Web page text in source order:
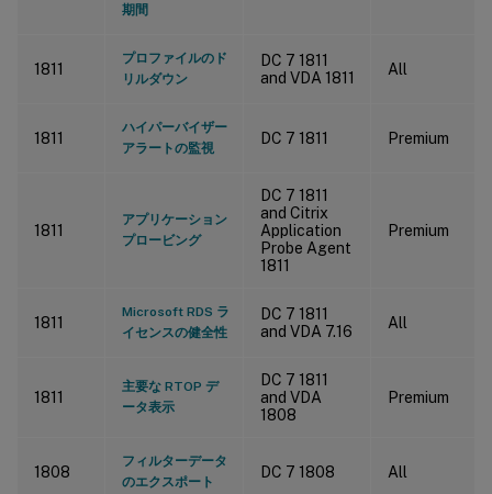
期間
1811
プロファイルのド
リルダウン
DC 7 1811
and VDA 1811
All
1811
ハイパーバイザー
アラートの監視
DC 7 1811 Premium
1811
アプリケーション
プロービング
DC 7 1811
and Citrix
Application
Probe Agent
1811
Premium
1811
Microsoft RDS ラ
イセンスの健全性
DC 7 1811
and VDA 7.16
All
1811
主要な RTOP デ
ータ表示
DC 7 1811
and VDA
1808
Premium
1808
フィルターデータ
のエクスポート
DC 7 1808 All